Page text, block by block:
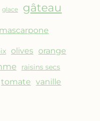
glace gâteau
mascarpone
olives orange
raisins secs
tomate vanille